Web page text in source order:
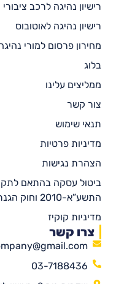
רישיון נהיגה לרכב ציבורי
רישיון נהיגה לאוטובוס
מחירון פרסום למורי
בלוג
ממליצים עלינו
צור קשר
תנאי שימוש
מדיניות פרטיות
הצהרת נגישות
ביטול עסקה בהתאם
התשע”א-2010 וחוק הגנת הצרכן, התשמ”א-1981″
מדיניות קוקיז
צרו קשר
03-7188436